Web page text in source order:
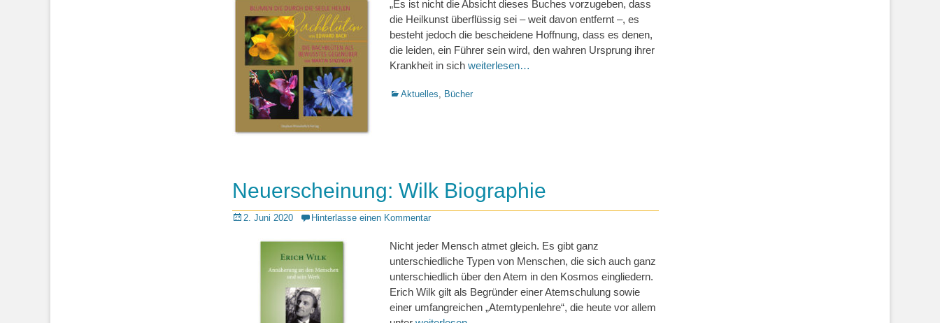
„Es ist nicht die Absicht dieses Buches vorzugeben, dass
die Heilkunst überflüssig sei – weit davon entfernt –, es
besteht jedoch die bescheidene Hoffnung, dass es denen,
die leiden, ein Führer sein wird, den wahren Ursprung ihrer
Krankheit in sich weiterlesen…
Kategorien
Aktuelles, Bücher
Neuerscheinung: Wilk Biographie
Posted
2. Juni 2020 Hinterlasse einen Kommentar
Nicht jeder Mensch atmet gleich. Es gibt ganz
unterschiedliche Typen von Menschen, die sich auch ganz
unterschiedlich über den Atem in den Kosmos eingliedern.
Erich Wilk gilt als Begründer einer Atemschulung sowie
einer umfangreichen „Atemtypenlehre“, die heute vor allem